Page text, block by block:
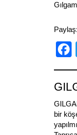
Paylaş:
bir